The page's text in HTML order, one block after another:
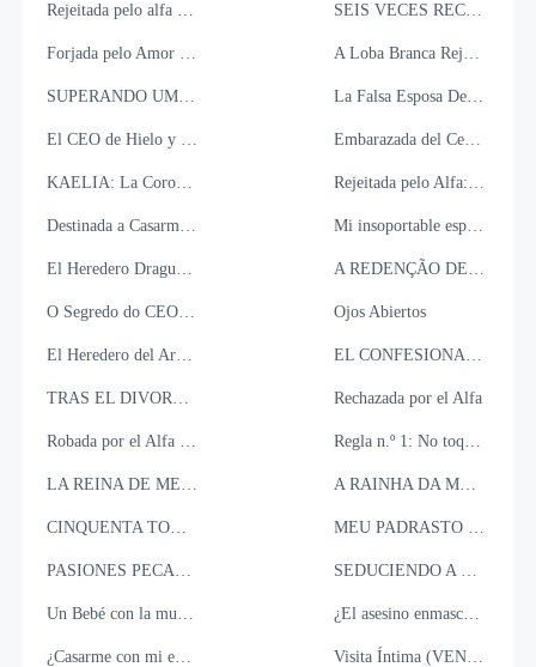
Rejeitada pelo alfa destinada a colocá-lo de joelhos SEIS VECES RECHAZADA: AHORA SOY LA LUNA DE TU HERMANO ALFA
Forjada pelo Amor II – O Despertar da Luna. A Loba Branca Rejeitada da Matilha Sem Lei
SUPERANDO UMA TRAIÇÃO La Falsa Esposa Del Principe
El CEO de Hielo y la Mujer que Juró Odiar Embarazada del Ceo Ciego.
KAELIA: La Corona del Destierro Rejeitada pelo Alfa: Coroada pelo Supremo
Destinada a Casarme con él Mi insoportable esposo
El Heredero Dragunov: Me Enamoré de la Hija del Traidor. A REDENÇÃO DE AMADEO, O CEO ARROGANTE
​O Segredo do CEO: Esposa por Obrigação Ojos Abiertos
El Heredero del Arrogante Millonario EL CONFESIONARIO DEL PECADO
TRAS EL DIVORCIO: RUEGA POR MI SEÑOR KINGSTON Rechazada por el Alfa
Robada por el Alfa Endiablado Regla n.º 1: No toques a Daddy
LA REINA DE MEDIANOCHE DEL MULTIMILLONARIO A RAINHA DA MEIA-NOITE DO BILIONÁRIO
CINQUENTA TONS DE DESEJOS PROINIDOS MEU PADRASTO MEU DESEJO
PASIONES PECAMINOSAS: UNA COLECCIÓN CALIENTE SEDUCIENDO A MI JEFE POR UNA VENGANZA
Un Bebé con la mujer EQUIVOCADA ¿El asesino enmascarado es una chica?
¿Casarme con mi enemigo mafioso? ¡Jamás! Visita Íntima (VENDIDA PELO MARIDO)